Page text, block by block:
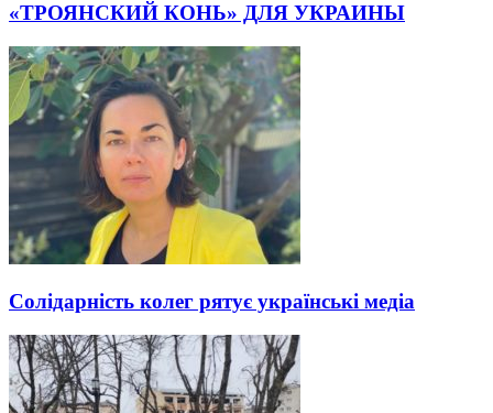
«ТРОЯНСКИЙ КОНЬ» ДЛЯ УКРАИНЫ
Солідарність колег рятує українські медіа